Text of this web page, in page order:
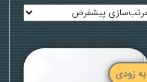
به زودی